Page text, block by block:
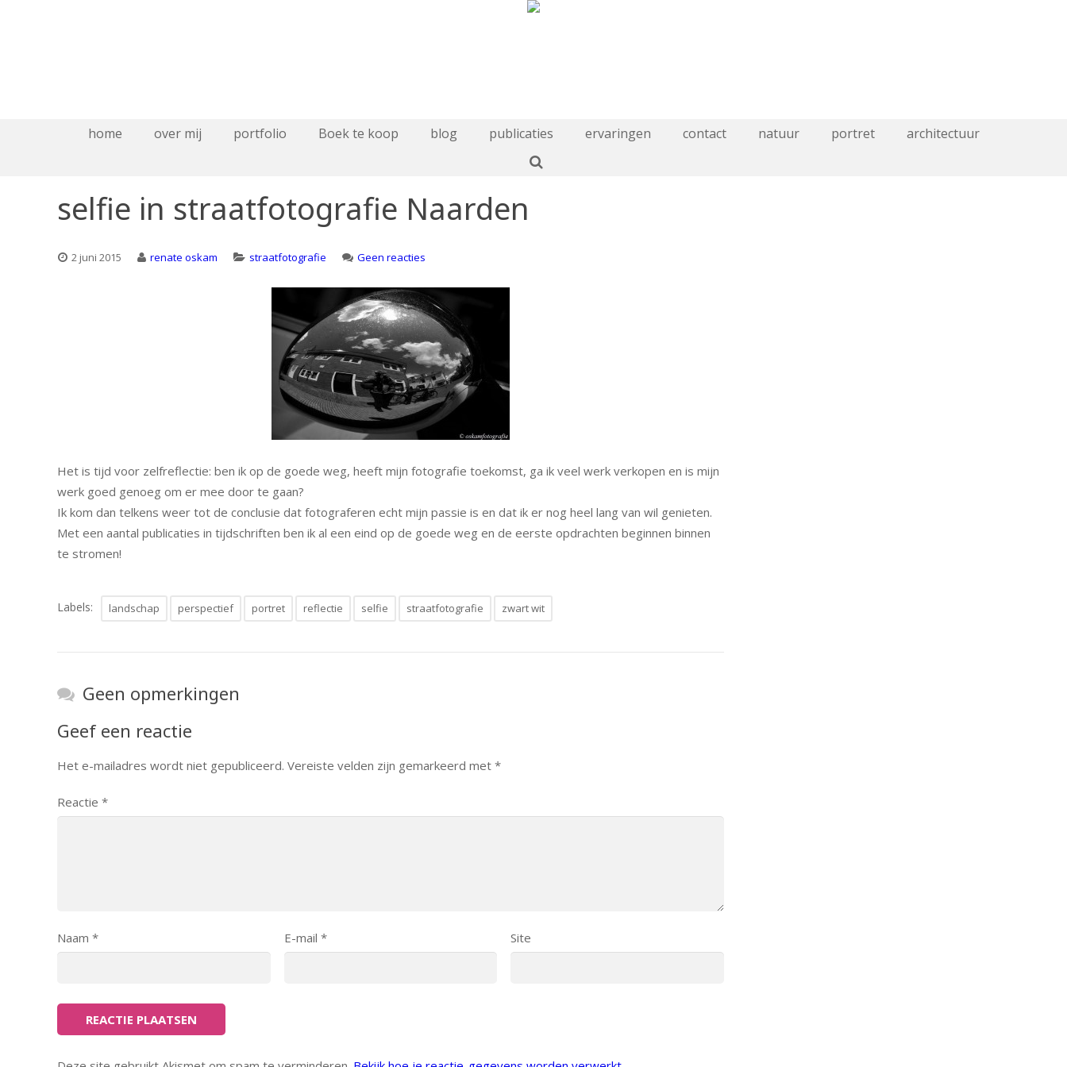
home over mij portfolio Boek te koop blog publicaties ervaringen contact natuur portret architectuur
selfie in straatfotografie Naarden
2 juni 2015 renate oskam straatfotografie Geen reacties
in
straatfotografie
Naarden
Het is tijd voor zelfreflectie: ben ik op de goede weg, heeft mijn fotografie toekomst, ga ik veel werk verkopen en is mijn
werk goed genoeg om er mee door te gaan?
Ik kom dan telkens weer tot de conclusie dat fotograferen echt mijn passie is en dat ik er nog heel lang van wil genieten.
Met een aantal publicaties in tijdschriften ben ik al een eind op de goede weg en de eerste opdrachten beginnen binnen
te stromen!
Labels: landschap perspectief portret reflectie selfie straatfotografie zwart wit
Geen opmerkingen
Geef een reactie
Het e-mailadres wordt niet gepubliceerd. Vereiste velden zijn gemarkeerd met *
Reactie *
Naam * E-mail * Site